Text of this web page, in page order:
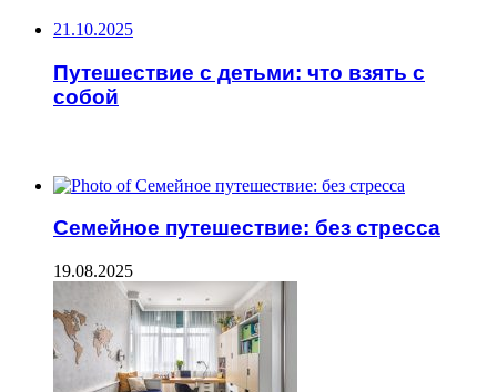
21.10.2025
Путешествие с детьми: что взять с
собой
Семейное путешествие: без стресса
19.08.2025